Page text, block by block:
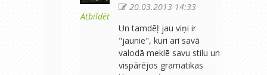
Atbildēt
20.03.2013 14:33
Un tamdēļ jau viņi ir
"jaunie", kuri arī savā
valodā meklē savu stilu un
vispārējos gramatikas